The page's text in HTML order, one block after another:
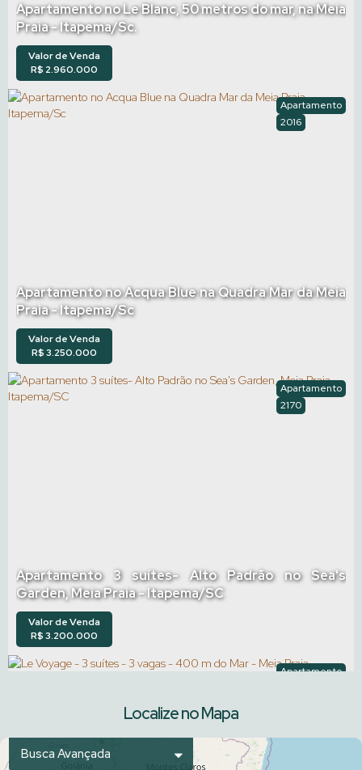
Apartamento no Le Blanc, 50 metros do mar, na Meia
Praia - Itapema/Sc.
R$ 2.960.000
Valor de Venda
Apartamento no Acqua Blue na Quadra Mar da Meia
Praia - Itapema/Sc
2016
Apartamento
R$3.250.000
Valor de Venda
Apartamento 3 suítes- Alto Padrão no Sea's
Garden, Meia Praia - Itapema/SC
2170
Apartamento
R$3.200.000
Valor de Venda
Apartamento
Localize no Mapa
Busca Avançada